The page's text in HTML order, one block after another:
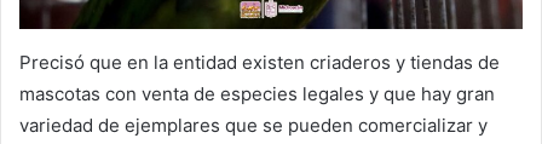
Precisó que en la entidad existen criaderos y tiendas de
mascotas con venta de especies legales y que hay gran
variedad de ejemplares que se pueden comercializar y